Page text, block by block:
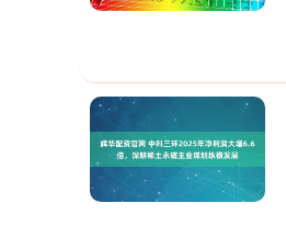
0.57% 深证成指